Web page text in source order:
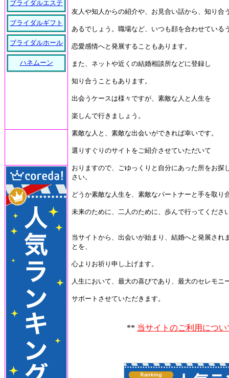
友人や知人からの紹介や、お見合い話から、知り合
あるでしょう。職場など、いつも顔を合わせている
恋愛感情へと発展することもあります。
また、ネットや近くの結婚相談所などに登録し
知り合うこともあります。
出会うケースは様々ですが、素敵な人と人生を
楽しんで行きましょう。
素敵な人と、素敵な出会いができれば幸いです。
選りすぐりのサイトをご紹介させていただいて
おりますので、ごゆっくりと自分にあった所をお探
さい。
どうか素敵な人生を、素敵なパートナーと手を取り
未来のために、二人のために、歩んで行ってくださ
当サイトから、出会いが始まり、結婚へと発展され
とを、
心よりお祈り申し上げます。
人生において、最大の喜びであり、最大のセレモニ
サポートさせていただきます。
** 当サイトのご利用につ
ブライダルエステ
ブライダルギフト
ブライダルホール
ハネムーン